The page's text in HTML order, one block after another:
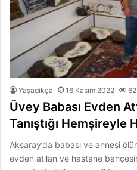
Yaşadıkça 16 Kasım 2022 62
Üvey Babası Evden
Tanıştığı Hemşireyle
Aksaray’da babası ve annesi
evden atılan ve hastane